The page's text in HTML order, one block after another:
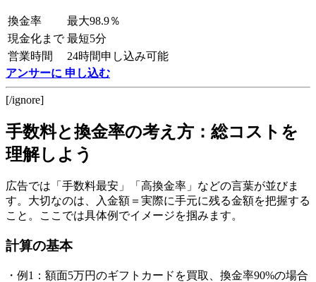
換金率
最大98.9％
現金化まで 最短5分
営業時間
24時間申し込み可能
アンサーに 申し込む
[/ignore]
手数料と換金率の考え方：総コストを
理解しよう
広告では「手数料最安」「高換金率」などの言葉が並びま
す。大切なのは、入金額＝実際に手元に残る金額を把握する
こと。ここでは具体例でイメージを掴みます。
計算の基本
・例1：額面5万円のギフトカードを買取、換金率90%の場合